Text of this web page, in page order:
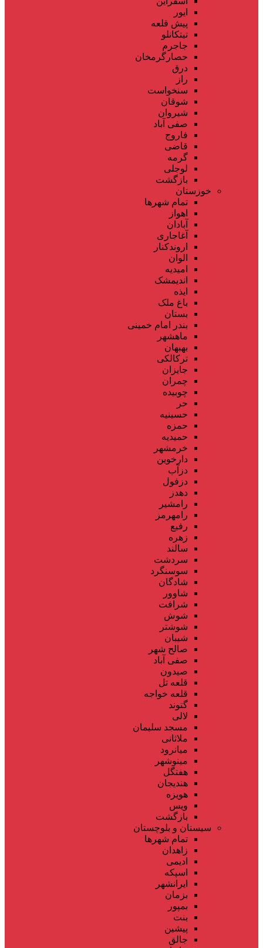
ایور
پیش قلعه
تیتکانلو
جاجرم
حصارگرمخان
درق
راز
سنخواست
شوقان
شیروان
صفی آباد
فاروج
قاضی
گرمه
لوجلی
بازگشت
خوزستان
تمام شهر‌ها
اهواز
آبادان
آغاجاری
اروندکنار
الوان
امیدیه
اندیمشک
ایذه
باغ ملک
بستان
بندر امام خمینی
ماهشهر
بهبهان
ترکالکی
جایزان
چمران
چوبیده
حر
حسینیه
حمزه
حمیدیه
خرمشهر
دارخوین
دزآب
دزفول
دهدز
رامشیر
رامهرمز
رفیع
زهره
سالند
سردشت
سوسنگرد
شادگان
شاوور
شرافت
شوش
شوشتر
شیبان
صالح شهر
صفی آباد
صیدون
قلعه تل
قلعه خواجه
گتوند
لالی
مسجد سلیمان
ملاثانی
میانرود
مینوشهر
هفتگل
هندیجان
هویزه
ویس
بازگشت
سیستان و بلوچستان
تمام شهر‌ها
زاهدان
ادیمی
اسپکه
ایرانشهر
بزمان
بمپور
بنت
پیشین
جالق